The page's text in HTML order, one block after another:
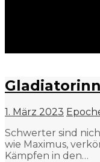
1. März 2023
Schwerter sind
wie Maximus,
Kämpfen in den…